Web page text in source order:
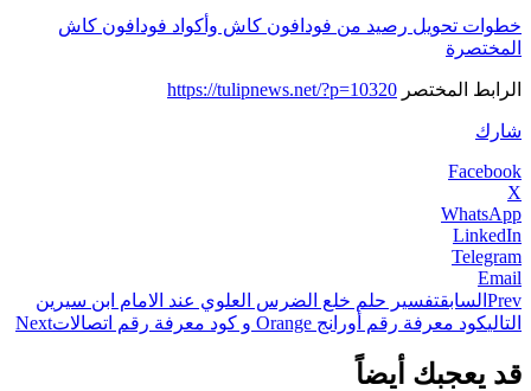
خطوات تحويل رصيد من فودافون كاش وأكواد فودافون كاش
المختصرة
الرابط المختصر https://tulipnews.net/?p=10320
شارك
Facebook
X
WhatsApp
LinkedIn
Telegram
Email
Prev السابقتفسير حلم خلع الضرس العلوي عند الامام ابن سيرين
التاليكود معرفة رقم أورانج Orange و كود معرفة رقم اتصالات Next
قد يعجبك أيضاً